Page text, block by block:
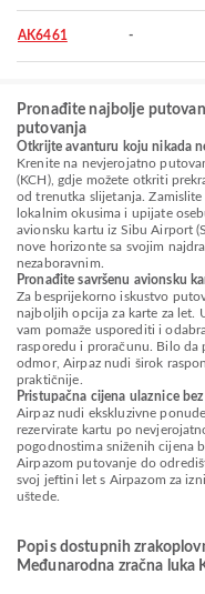
AK6461 -
Pronađite najbolje
putovanja
Otkrijte avanturu koju nikada
Krenite na nevjerojatno
(KCH), gdje možete otkriti
od trenutka slijetanja.
lokalnim okusima i upijate
avionsku kartu iz Sibu Airport
nove horizonte sa svojim
nezaboravnim.
Pronađite savršenu avionsku
Za besprijekorno iskustvo
najboljih opcija za karte za let.
vam pomaže usporediti i
rasporedu i proračunu. Bilo da
odmor, Airpaz nudi širok
praktičnije.
Pristupačna cijena ulaznice
Airpaz nudi ekskluzivne
rezervirate kartu po
pogodnostima sniženih cijena
Airpazom putovanje do
svoj jeftini let s Airpazom za
uštede.
Popis dostupnih
Međunarodna zračna luka